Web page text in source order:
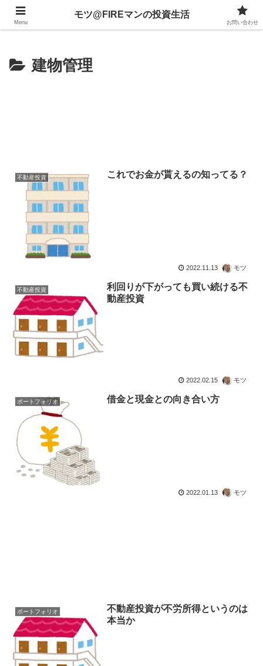
不動産、投資信託、暗号資産、株式、等々への投資について
建物管理
不動産投資 これでお金が貰えるの知ってる？
2022.11.13 モツ
不動産投資
利回りが下がっても買い続ける不
動産投資
2022.02.15 モツ
ポートフォリオ 借金と現金との向き合い方
2022.01.13 モツ
ポートフォリオ
不動産投資が不労所得というのは
本当か
Menu
モツ@FIREマンの投資生活
お問い合わせ